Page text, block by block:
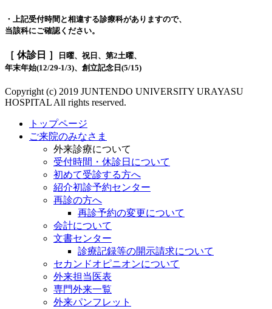
・上記受付時間と相違する診療科がありますので、
当該科にご確認ください。
［ 休診日 ］
日曜、祝日、第2土曜、
年末年始(12/29-1/3)、創立記念日(5/15)
Copyright (c) 2019 JUNTENDO UNIVERSITY URAYASU
HOSPITAL All rights reserved.
トップページ
ご来院のみなさま
外来診療について
受付時間・休診日について
初めて受診する方へ
紹介初診予約センター
再診の方へ
再診予約の変更について
会計について
文書センター
診療記録等の開示請求について
セカンドオピニオンについて
外来担当医表
専門外来一覧
外来パンフレット